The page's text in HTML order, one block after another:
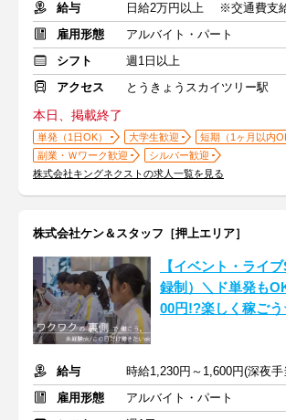
給与
日給2万円以上 ※交通費支
雇用形態
アルバイト・パート
シフト
週1日以上
アクセス
とうきょうスカイツリー駅
本日、掲載終了
単発（1日OK） 大学生歓迎
短期（1ヶ月以内
副業・Ｗワーク歓迎
シルバー歓迎
株式会社キングネクストの求人一覧を見る
株式会社ケン＆スタッフ［押上エリア］
【イベント・ライ
録制）＼ド単発も
00円!?楽しく稼ご
給与
雇用形態
アルバイト・パート